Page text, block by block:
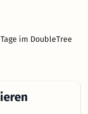
Tage im DoubleTree